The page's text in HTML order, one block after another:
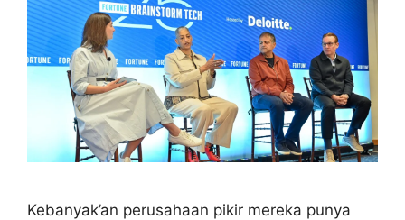
Kebanyak’an perusahaan pikir mereka punya